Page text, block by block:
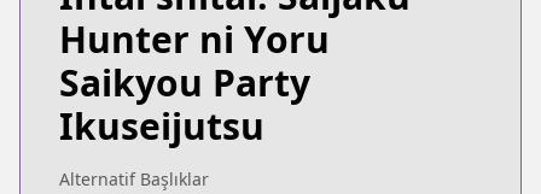
https://comic-walker.com/contents/detail/
Kitsu
Kitsu
https://kitsu.app/manga/56143
MangaUpdates
MangaUpdates
https://www.mangaupdates.com/
Hunter ni Yoru
Saikyou Party
Ikuseijutsu
Alternatif Başlıklar